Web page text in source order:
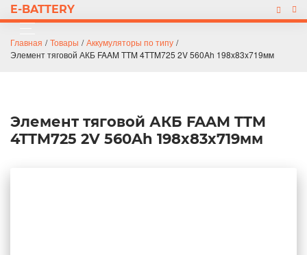
E-BATTERY
Главная / Товары / Аккумуляторы по типу /
Элемент тяговой АКБ FAAM TTM 4TTM725 2V 560Ah 198x83x719мм
Элемент тяговой АКБ FAAM TTM
4TTM725 2V 560Ah 198x83x719мм